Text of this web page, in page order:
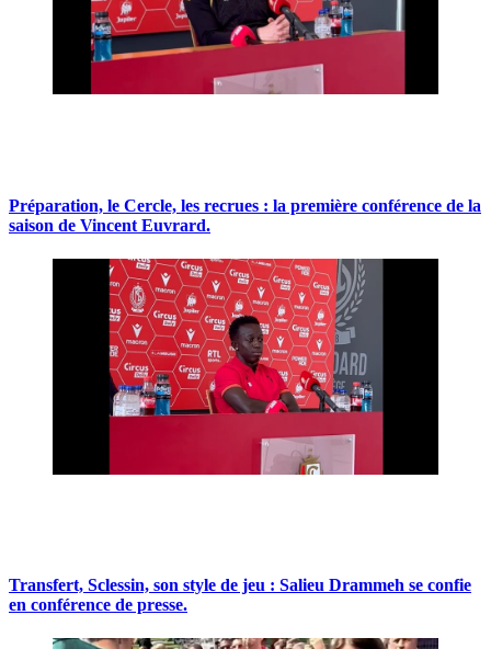
Préparation, le Cercle, les recrues : la première conférence de la
saison de Vincent Euvrard.
Transfert, Sclessin, son style de jeu : Salieu Drammeh se confie
en conférence de presse.